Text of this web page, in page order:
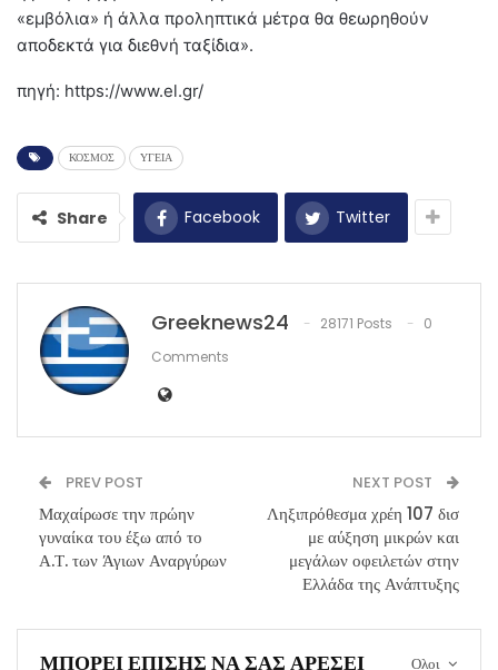
«εμβόλια» ή άλλα προληπτικά μέτρα θα θεωρηθούν
αποδεκτά για διεθνή ταξίδια».
πηγή: https://www.el.gr/
ΚΟΣΜΟΣ ΥΓΕΙΑ
Share Facebook Twitter
Greeknews24 28171 Posts
0
Comments
PREV POST
Μαχαίρωσε την πρώην
γυναίκα του έξω από το
Α.Τ. των Άγιων Αναργύρων
NEXT POST
Ληξιπρόθεσμα χρέη 107 δισ
με αύξηση μικρών και
μεγάλων οφειλετών στην
Ελλάδα της Ανάπτυξης
Ολοι
ΜΠΟΡΕΊ ΕΠΊΣΗΣ ΝΑ ΣΑΣ ΑΡΈΣΕΙ